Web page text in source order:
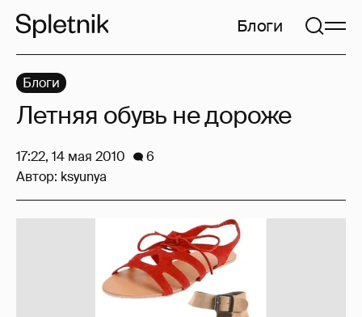
Блоги
Блоги
Летняя обувь не дороже
17:22, 14 мая 2010
6
Автор: ksyunya